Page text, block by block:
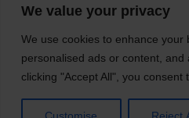
We value your privacy
We use cookies to enhance your
personalised ads or content, and
clicking "Accept All", you consent
Trotse bouwer